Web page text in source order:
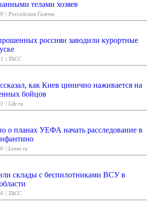
телами хозяев
| Российская Газета
россиян заводили курортные
| ТАСС
как Киев цинично наживается на
бойцов
| Life.ru
о планах УЕФА начать расследование в
| Lenta.ru
склады с беспилотниками ВСУ в
| ТАСС